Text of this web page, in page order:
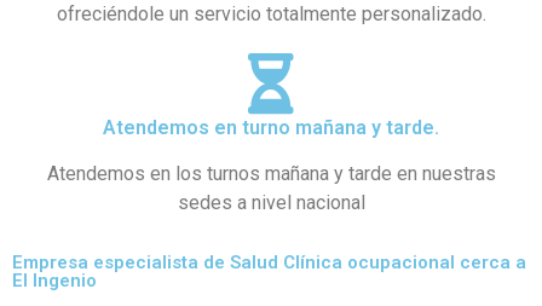
ofreciéndole un servicio totalmente personalizado.
Atendemos en turno mañana y tarde.
Atendemos en los turnos mañana y tarde en nuestras
sedes a nivel nacional
Empresa especialista de Salud Clínica ocupacional cerca a
El Ingenio